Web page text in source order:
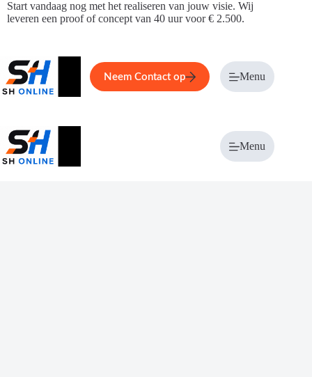
Ga
naar
Start vandaag nog met het realiseren van jouw visie. Wij
leveren een proof of concept van 40 uur voor € 2.500.
Home Service Over ons
Neem Contact op Menu
Menu